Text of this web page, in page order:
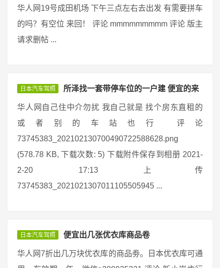
华人网19号成田机场 下午三点左右去出发 有需要拼车
的吗？有空位 来回！ 评论 mmmmmmmmm 评论 版主
请求删帖 ...
日本汽车驾照 所泽找一套带停车位的一户建 便宜的来
华人网自己住中介勿扰 我自己就是 找个房东直租的
或者别的车站也行 评论
73745383_202102130700490722588628.png
(578.78 KB, 下载次数: 5) 下载附件保存到相册 2021-
2-20 17:13 上传
73745383_2021021307011105505945 ...
日本汽车驾照 便宜出几张优衣库商品卷
华人网7折出几万块优衣库的商品劵。日本优衣库可通